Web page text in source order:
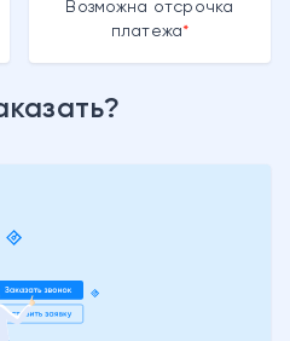
Возможна отсрочка
платежа